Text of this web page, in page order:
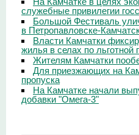
служебные привилегии
Большой Фестиваль
в Петропавловске-
Власти Камчатки
жилья в селах по льготной
Жителям Камчатки
Для приезжающих на
пропуска
На Камчатке начали
добавки "Омега-3"